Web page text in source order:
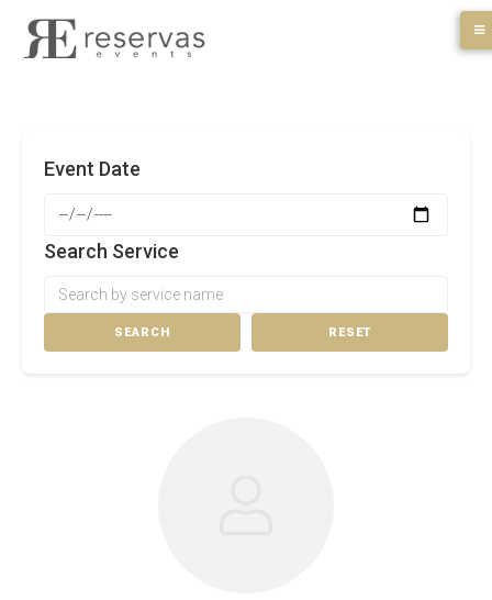
Event Date
Search Service
SEARCH RESET